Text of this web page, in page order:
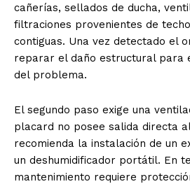
cañerías, sellados de ducha,
filtraciones provenientes de
contiguas. Una vez detectado el
reparar el daño estructural para
del problema.
El segundo paso exige una
placard no posee salida directa
recomienda la instalación de un
un deshumidificador portátil. En
mantenimiento requiere